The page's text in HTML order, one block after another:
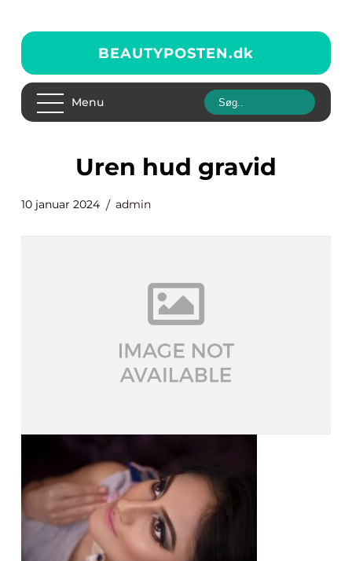
BEAUTYPOSTEN.dk
Menu
uren hud gravid
10 januar 2024 admin